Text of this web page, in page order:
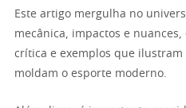
Este artigo mergulha no
mecânica, impactos e
crítica e exemplos que ilustram
moldam o esporte moderno.